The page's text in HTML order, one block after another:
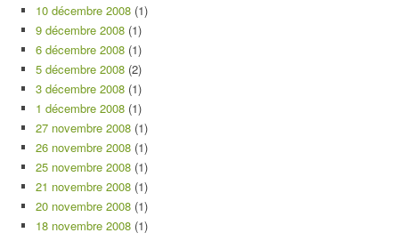
10 décembre 2008 (1)
9 décembre 2008 (1)
6 décembre 2008 (1)
5 décembre 2008 (2)
3 décembre 2008 (1)
1 décembre 2008 (1)
27 novembre 2008 (1)
26 novembre 2008 (1)
25 novembre 2008 (1)
21 novembre 2008 (1)
20 novembre 2008 (1)
18 novembre 2008 (1)